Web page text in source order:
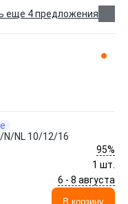
еще 4 предложения
N/NL 10/12/16
95%
1 шт.
6 - 8 августа
В корзину